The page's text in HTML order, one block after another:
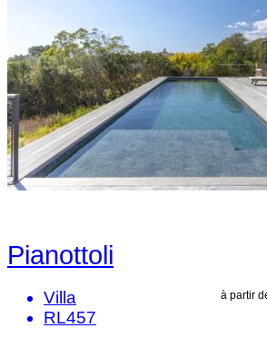
Pianottoli
à partir
Villa
RL457